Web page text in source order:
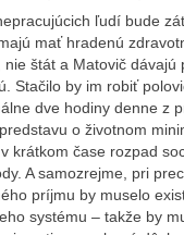
ľudí bude
mať hradenú
štát a Matovič
Stačilo by im robiť
dve hodiny denne z
o životnom
krátkom čase rozpad
A samozrejme, pri
príjmu by muselo
systému – takže by